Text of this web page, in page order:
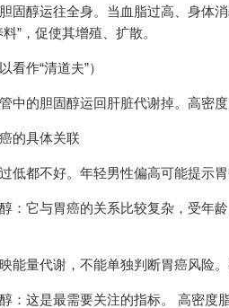
固醇运往全身。当血脂过高、身体
”，促使其增殖、扩散。
看作“清道夫”）
中的胆固醇运回肝脏代谢掉。高密
的具体关联
低都不好。年轻男性偏高可能提示
：它与胃癌的关系比较复杂，受年
能量代谢，不能单独判断胃癌风险
：这是最需要关注的指标。 高密度